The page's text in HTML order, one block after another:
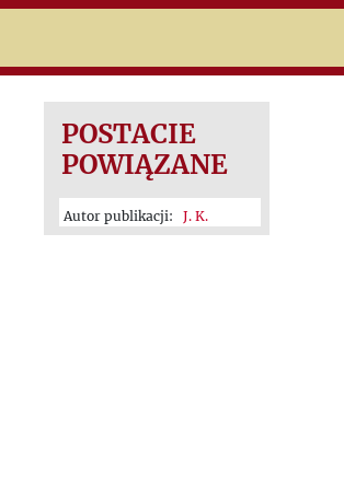
POSTACIE
POWIĄZANE
Autor publikacji: J. K.